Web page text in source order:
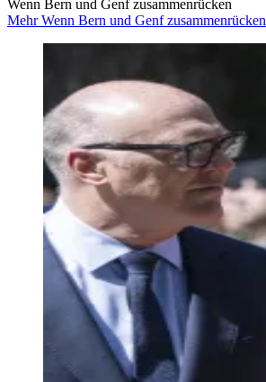
Wenn Bern und Genf zusammenrücken
Mehr Wenn Bern und Genf zusammenrücken